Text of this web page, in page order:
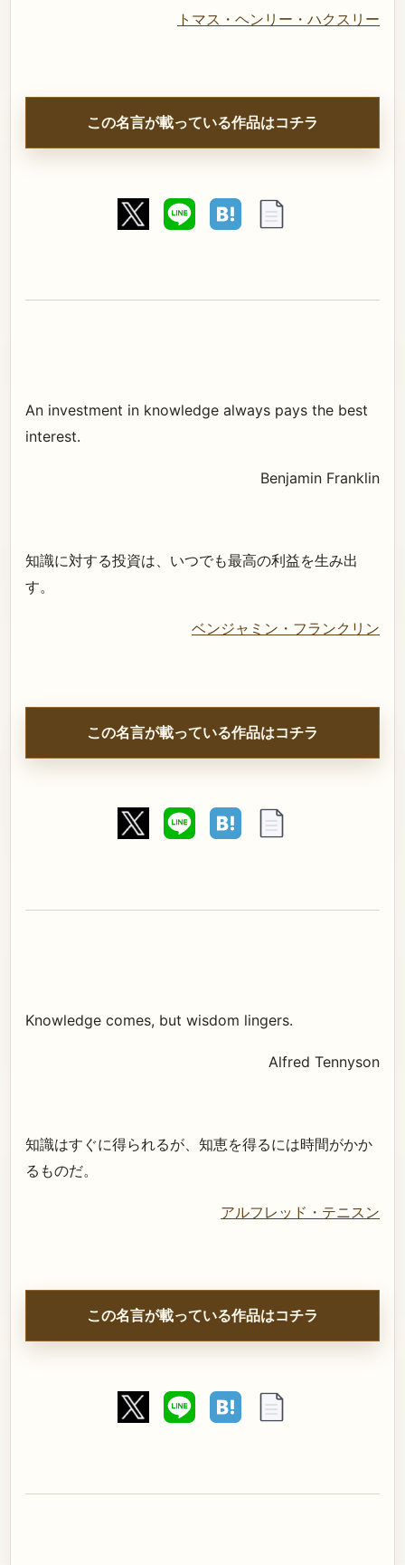
トマス・ヘンリー・ハクスリー
この名言が載っている作品はコチラ
An investment in knowledge always pays the best
interest.
Benjamin Franklin
知識に対する投資は、いつでも最高の利益を生み出
す。
ベンジャミン・フランクリン
この名言が載っている作品はコチラ
Knowledge comes, but wisdom lingers.
Alfred Tennyson
知識はすぐに得られるが、知恵を得るには時間がかか
るものだ。
アルフレッド・テニスン
この名言が載っている作品はコチラ